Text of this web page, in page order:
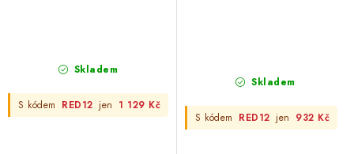
Skladem
S kódem RED12 jen 1 129 Kč
Skladem
S kódem RED12 jen 932 Kč